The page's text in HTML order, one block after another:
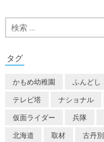
ビ
ゲ
ー
ン
検
索:
タグ
かもめ幼稚園 ふんどし
テレビ塔
ナショナル
仮面ライダー
兵隊
北海道
取材 古丹別